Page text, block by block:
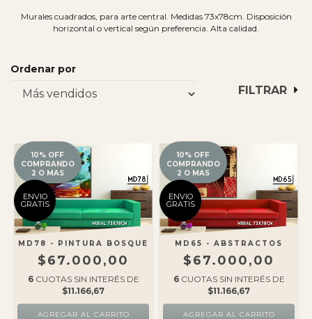
Murales cuadrados, para arte central. Medidas 73x78cm. Disposición
horizontal o vertical según preferencia. Alta calidad.
Ordenar por
FILTRAR
10% OFF
COMPRANDO
2 O MAS
ENVIO
GRATIS
MD78 - PINTURA BOSQUE
$67.000,00
6 CUOTAS SIN INTERÉS DE
$11.166,67
10% OFF
COMPRANDO
2 O MAS
ENVIO
GRATIS
MD65 - ABSTRACTOS
$67.000,00
6 CUOTAS SIN INTERÉS DE
$11.166,67